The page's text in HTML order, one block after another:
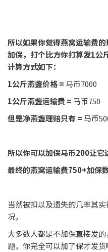
所以如果你觉得燕窝运输费
加保，打个比方你打算发1公
计算方式如下：
1公斤燕盏价格 = 马币7000
1公斤燕盏运输费 = 马币750
但是净燕盏理赔只有 = 马币
所以你可以加保马币200让它
最终的燕窝运输费750+加保
当然被扣以及遗失的几率其
况，
大多数人都是不加保直接发
题，你完全可以加了保才发货